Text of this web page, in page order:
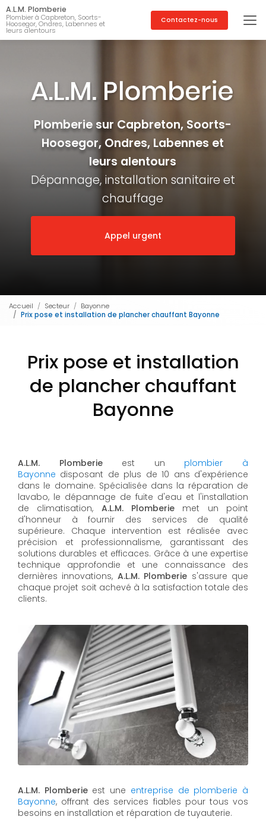
Aller
au
contenu
principal
A.L.M. Plomberie
Plombier à Capbreton, Soorts-
Hoosegor, Ondres, Labennes et
leurs alentours
Contactez-nous
Plomberie sur Capbreton, Soorts-
Hoosegor, Ondres, Labennes et
leurs alentours
Dépannage, installation sanitaire et
chauffage
Appel urgent
Accueil Secteur
Bayonne
Prix pose et installation de plancher chauffant Bayonne
Prix pose et installation
de plancher chauffant
Bayonne
A.L.M. Plomberieest un plombier à
Bayonne disposant de plus de 10 ans d'expérience
dans le domaine. Spécialisée dans la réparation de
lavabo, le dépannage de fuite d'eau et l'installation
de climatisation, A.L.M. Plomberie met un point
d'honneur à fournir des services de qualité
supérieure. Chaque intervention est réalisée avec
précision et professionnalisme, garantissant des
solutions durables et efficaces. Grâce à une expertise
technique approfondie et une connaissance des
dernières innovations, A.L.M. Plomberie s'assure que
chaque projet soit achevé à la satisfaction totale des
clients.
A.L.M. Plomberieest une entreprise de plomberie à
Bayonne, offrant des services fiables pour tous vos
besoins en installation et réparation de tuyauterie.